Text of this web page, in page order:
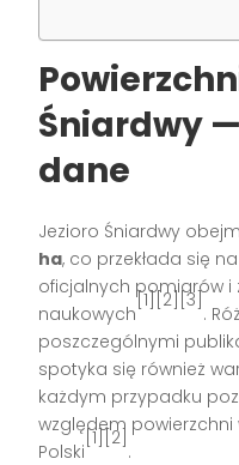
Śniardwy
dane
Jezioro Śniardwy
ha, co przekłada się
oficjalnych pomiarów i
naukowych
[1][2][3]
.
poszczególnymi
spotyka się również
każdym przypadku
względem
Polski
[1][2]
.